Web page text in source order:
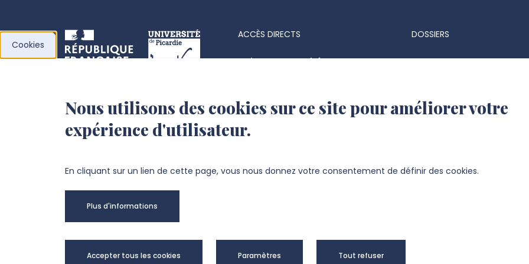
l’Université de
Picardie Jules Verne
Chemin du Thil
+33 3 22 82 72 72
ACCÈS DIRECTS
Achats & marchés
Fiche d'identité UPJV
Offres d'emploi
DOSSIERS
Espace Presse
Université de Picardie Jules Verne -
@Copyright 2024
Cookies
Nous utilisons des cookies sur ce site pour améliorer votre
expérience d'utilisateur.
En cliquant sur un lien de cette page, vous nous donnez votre consentement de définir des cookies.
Plus d'informations
Accepter tous les cookies Paramètres Tout refuser